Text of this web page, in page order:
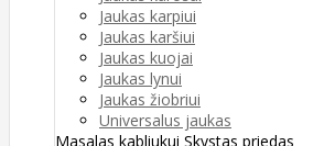
Jaukas karpiui
Jaukas karšiui
Jaukas kuojai
Jaukas lynui
Jaukas žiobriui
Universalus jaukas
Masalas kabliukui Skystas priedas